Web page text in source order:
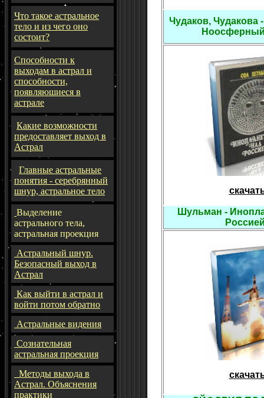
Что такое астральное
тело и из чего оно
состоит?
Способности к
выходам в астрал и
способности,
появляюшиеся в
астрале
Какие возможности
предоставляет выход в
Астрал
Главные астральные
понятия - серебрянный
шнур, астральное тело
Выделение
астрального тела,
астральная проекция
Астральный шнур.
Безопасный выход в
Астрал
Как выйти в астрал и
войти потом обратно
Астральные видения
Сознательная
астральная проекция
Методы выхода в
Астрал. Объяснения
практики
Чудаков, Чудакова
Шульман -